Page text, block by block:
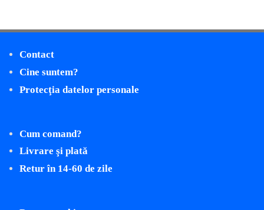
Contact
Cine suntem?
Protecţia datelor personale
Cum comand?
Livrare şi plată
Retur în 14-60 de zile